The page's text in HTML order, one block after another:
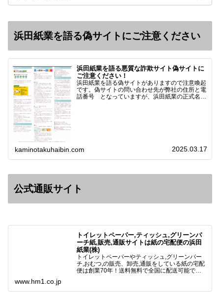
浜田紙業を語る偽サイトにご注意ください
浜田紙業を語る悪質な詐欺サイト偽サイトに
ご注意ください！
浜田紙業を語る偽サイトがありますので注意喚起
です。偽サイトの問い合わせ先が弊社の住所と電
話番号 となっていますが、浜田紙業の正式名称
kaminotakuhaibin.com 2025.03.17
公式通販サイト
トイレットペーパー,ティッシュ,グリーンパ
ーチ紙,販売,通販サイトは紙の宅配便の浜田
紙業(株)
トイレットペーパーやティッシュ,グリーンパー
チ,おむつ,の販売、卸売,通販をしている紙の宅配
便は創業70年！送料無料で全国に配送可能で
様と歩んでまいりま…
www.hm1.co.jp